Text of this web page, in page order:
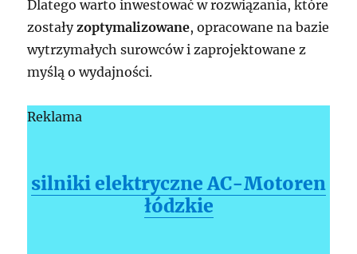
Dlatego warto inwestować w rozwiązania, które
zostałyzoptymalizowane, opracowane na bazie
wytrzymałych surowców i zaprojektowane z
myślą o wydajności.
Reklama
silniki elektryczne AC-Motoren
łódzkie